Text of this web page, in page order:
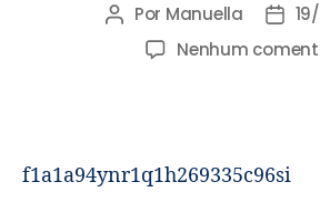
Por Manuella
Nenhum
f1a1a94ynr1q1h269335c96si